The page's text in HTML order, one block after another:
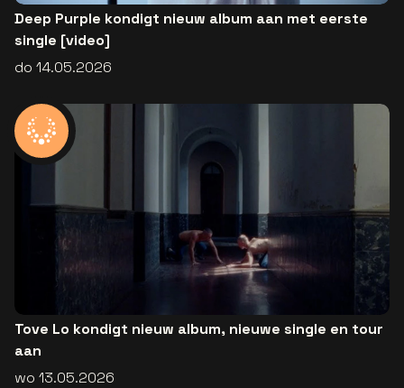
Deep Purple kondigt nieuw album aan met eerste
single [video]
do 14.05.2026
Tove Lo kondigt nieuw album, nieuwe single en tour
aan
wo 13.05.2026